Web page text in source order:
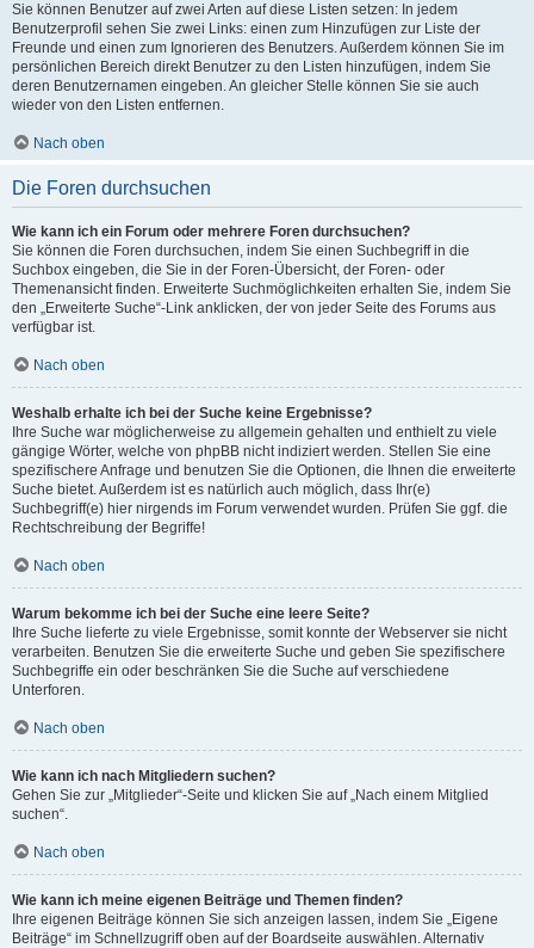
Sie können Benutzer auf zwei Arten auf diese Listen setzen: In jedem
Benutzerprofil sehen Sie zwei Links: einen zum Hinzufügen zur Liste der
Freunde und einen zum Ignorieren des Benutzers. Außerdem können Sie im
persönlichen Bereich direkt Benutzer zu den Listen hinzufügen, indem Sie
deren Benutzernamen eingeben. An gleicher Stelle können Sie sie auch
wieder von den Listen entfernen.
Nach oben
Die Foren durchsuchen
Wie kann ich ein Forum oder mehrere Foren durchsuchen?
Sie können die Foren durchsuchen, indem Sie einen Suchbegriff in die
Suchbox eingeben, die Sie in der Foren-Übersicht, der Foren- oder
Themenansicht finden. Erweiterte Suchmöglichkeiten erhalten Sie, indem Sie
den „Erweiterte Suche“-Link anklicken, der von jeder Seite des Forums aus
verfügbar ist.
Nach oben
Weshalb erhalte ich bei der Suche keine Ergebnisse?
Ihre Suche war möglicherweise zu allgemein gehalten und enthielt zu viele
gängige Wörter, welche von phpBB nicht indiziert werden. Stellen Sie eine
spezifischere Anfrage und benutzen Sie die Optionen, die Ihnen die erweiterte
Suche bietet. Außerdem ist es natürlich auch möglich, dass Ihr(e)
Suchbegriff(e) hier nirgends im Forum verwendet wurden. Prüfen Sie ggf. die
Rechtschreibung der Begriffe!
Nach oben
Warum bekomme ich bei der Suche eine leere Seite?
Ihre Suche lieferte zu viele Ergebnisse, somit konnte der Webserver sie nicht
verarbeiten. Benutzen Sie die erweiterte Suche und geben Sie spezifischere
Suchbegriffe ein oder beschränken Sie die Suche auf verschiedene
Unterforen.
Nach oben
Wie kann ich nach Mitgliedern suchen?
Gehen Sie zur „Mitglieder“-Seite und klicken Sie auf „Nach einem Mitglied
suchen“.
Nach oben
Wie kann ich meine eigenen Beiträge und Themen finden?
Ihre eigenen Beiträge können Sie sich anzeigen lassen, indem Sie „Eigene
Beiträge“ im Schnellzugriff oben auf der Boardseite auswählen. Alternativ